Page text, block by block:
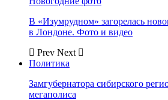
В «Изумрудном» загорелась
в Лондоне. Фото и видео
Prev Next
Политика
Замгубернатора сибирского
мегаполиса